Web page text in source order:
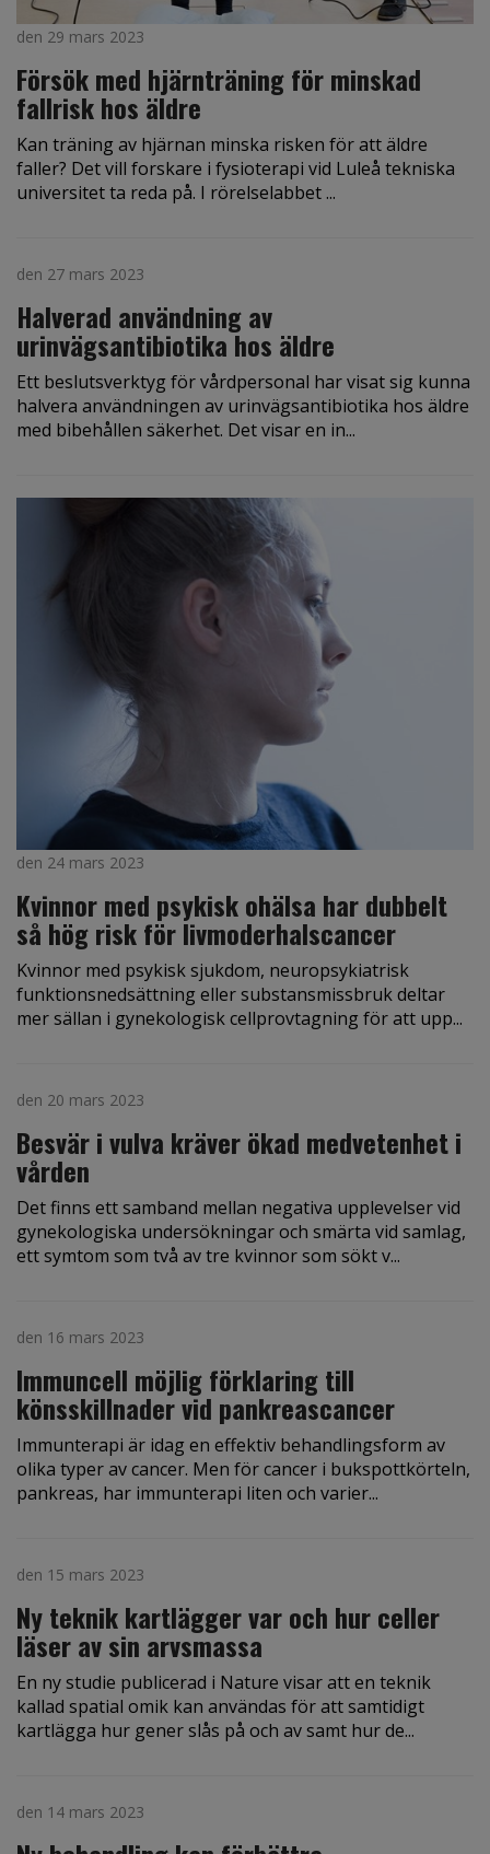
den 29 mars 2023
Försök med hjärnträning för minskad
fallrisk hos äldre
Kan träning av hjärnan minska risken för att äldre
faller? Det vill forskare i fysioterapi vid Luleå tekniska
universitet ta reda på. I rörelselabbet ...
den 27 mars 2023
Halverad användning av
urinvägsantibiotika hos äldre
Ett beslutsverktyg för vårdpersonal har visat sig kunna
halvera användningen av urinvägsantibiotika hos äldre
med bibehållen säkerhet. Det visar en in...
den 24 mars 2023
Kvinnor med psykisk ohälsa har dubbelt
så hög risk för livmoderhalscancer
Kvinnor med psykisk sjukdom, neuropsykiatrisk
funktionsnedsättning eller substansmissbruk deltar
mer sällan i gynekologisk cellprovtagning för att upp...
den 20 mars 2023
Besvär i vulva kräver ökad medvetenhet i
vården
Det finns ett samband mellan negativa upplevelser vid
gynekologiska undersökningar och smärta vid samlag,
ett symtom som två av tre kvinnor som sökt v...
den 16 mars 2023
Immuncell möjlig förklaring till
könsskillnader vid pankreascancer
Immunterapi är idag en effektiv behandlingsform av
olika typer av cancer. Men för cancer i bukspottkörteln,
pankreas, har immunterapi liten och varier...
den 15 mars 2023
Ny teknik kartlägger var och hur celler
läser av sin arvsmassa
En ny studie publicerad i Nature visar att en teknik
kallad spatial omik kan användas för att samtidigt
kartlägga hur gener slås på och av samt hur de...
den 14 mars 2023